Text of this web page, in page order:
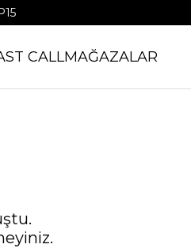
CALLMAĞAZALAR